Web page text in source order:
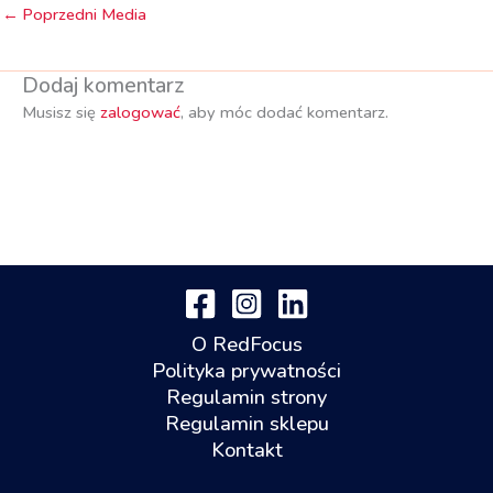
← Poprzedni Media
Dodaj komentarz
Musisz się zalogować, aby móc dodać komentarz.
O RedFocus
Polityka prywatności
Regulamin strony
Regulamin sklepu
Kontakt